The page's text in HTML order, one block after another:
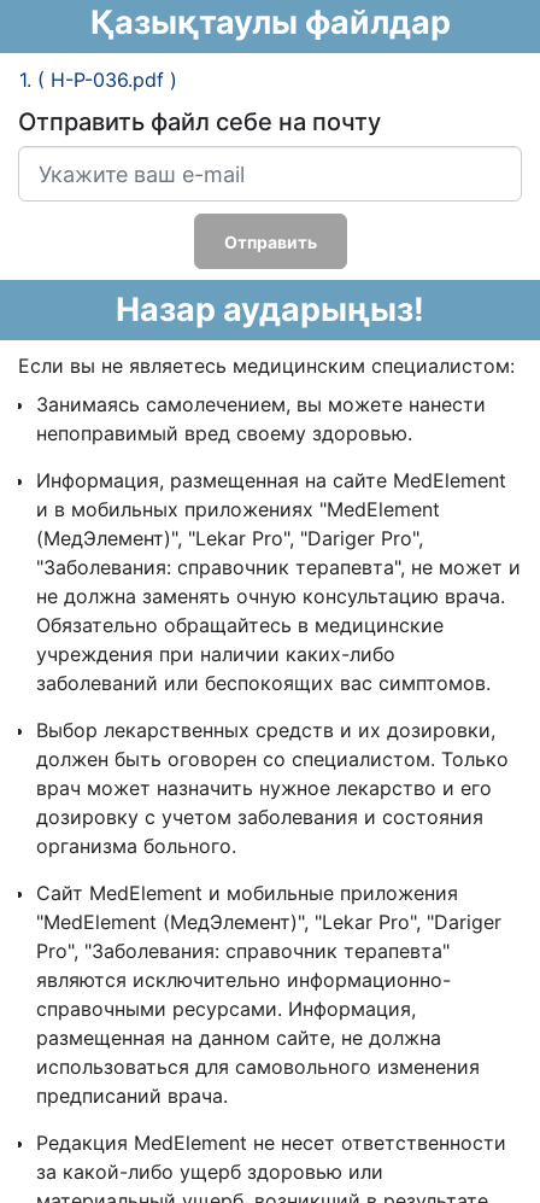
Қазықтаулы файлдар
1. ( H-P-036.pdf )
Отправить файл себе на почту
Отправить
Назар аударыңыз!
Если вы не являетесь медицинским специалистом:
Занимаясь самолечением, вы можете нанести
непоправимый вред своему здоровью.
Информация, размещенная на сайте MedElement
и в мобильных приложениях "MedElement
(МедЭлемент)", "Lekar Pro", "Dariger Pro",
"Заболевания: справочник терапевта", не может и
не должна заменять очную консультацию врача.
Обязательно обращайтесь в медицинские
учреждения при наличии каких-либо
заболеваний или беспокоящих вас симптомов.
Выбор лекарственных средств и их дозировки,
должен быть оговорен со специалистом. Только
врач может назначить нужное лекарство и его
дозировку с учетом заболевания и состояния
организма больного.
Сайт MedElement и мобильные приложения
"MedElement (МедЭлемент)", "Lekar Pro", "Dariger
Pro", "Заболевания: справочник терапевта"
являются исключительно информационно-
справочными ресурсами. Информация,
размещенная на данном сайте, не должна
использоваться для самовольного изменения
предписаний врача.
Редакция MedElement не несет ответственности
за какой-либо ущерб здоровью или